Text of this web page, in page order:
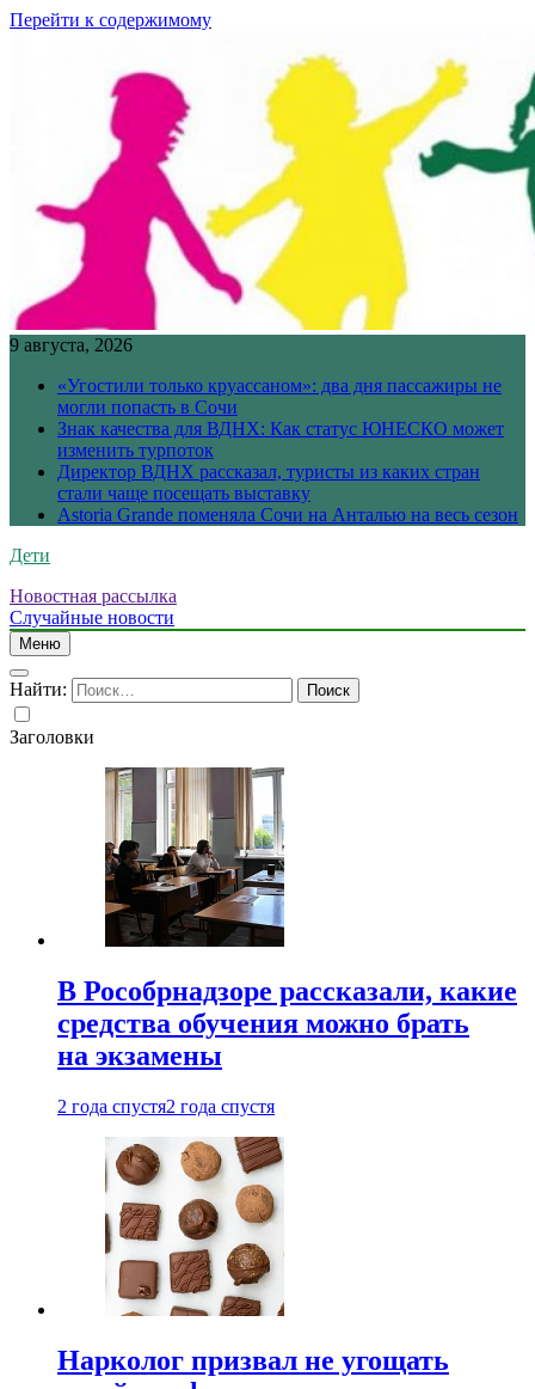
Перейти к содержимому
9 августа, 2026
«Угостили только круассаном»: два дня пассажиры не
могли попасть в Сочи
Знак качества для ВДНХ: Как статус ЮНЕСКО может
изменить турпоток
Директор ВДНХ рассказал, туристы из каких стран
стали чаще посещать выставку
Astoria Grande поменяла Сочи на Анталью на весь сезон
Дети
Новостная рассылка
Случайные новости
Меню
Найти:
Заголовки
В Рособрнадзоре рассказали, какие
средства обучения можно брать
на экзамены
2 года спустя2 года спустя
Нарколог призвал не угощать